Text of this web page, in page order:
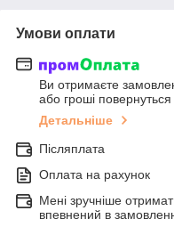
Умови оплати
Ви отримаєте
або гроші
Детальніше
Післяплата
Оплата на рахунок
Мені зручніше
впевнений в